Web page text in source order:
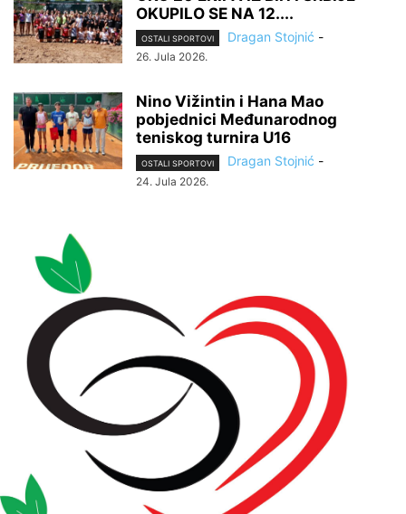
OKUPILO SE NA 12....
OSTALI SPORTOVI Dragan Stojnić -
26. Jula 2026.
Nino Vižintin i Hana Mao
pobjednici Međunarodnog
teniskog turnira U16
OSTALI SPORTOVI Dragan Stojnić -
24. Jula 2026.